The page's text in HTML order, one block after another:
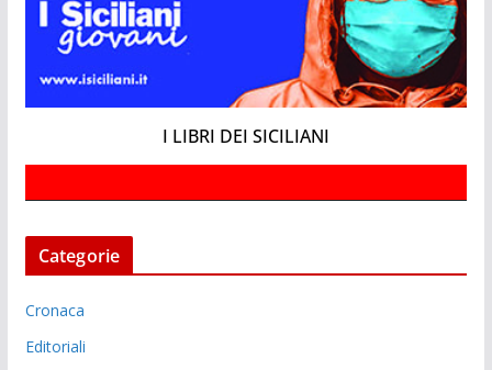
I LIBRI DEI SICILIANI
Categorie
Cronaca
Editoriali